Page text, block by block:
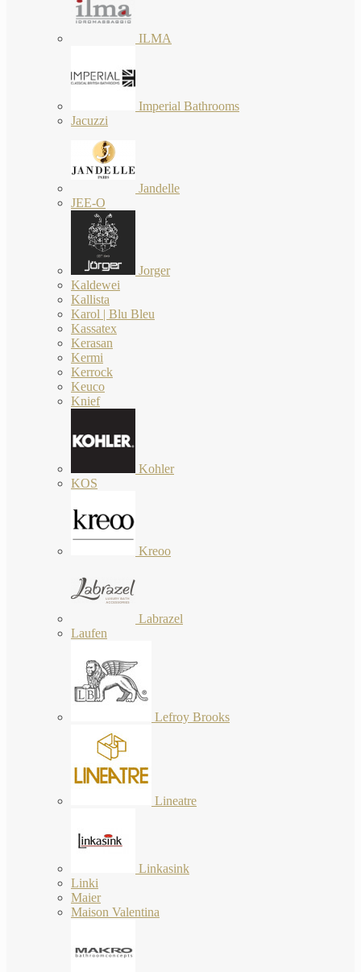
ILMA
Imperial Bathrooms
Jacuzzi
Jandelle
JEE-O
Jorger
Kaldewei
Kallista
Karol | Blu Bleu
Kassatex
Kerasan
Kermi
Kerrock
Keuco
Knief
Kohler
KOS
Kreoo
Labrazel
Laufen
Lefroy Brooks
Lineatre
Linkasink
Linki
Maier
Maison Valentina